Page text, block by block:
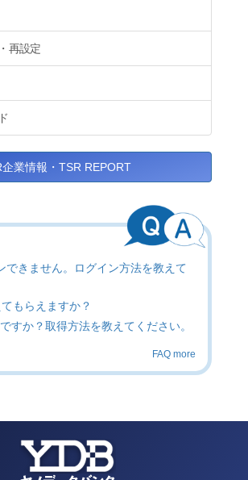
再設定
企業情報・TSR REPORT
できません。ログイン方法を教えて
もらえますか？
すか？取得方法を教えてください。
FAQ more